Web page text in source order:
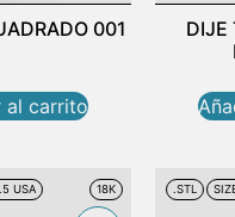
001
al carrito
DIJE
USA 18K .STL